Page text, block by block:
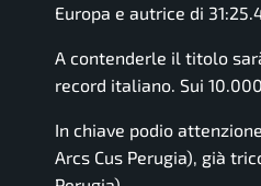
Europa e autrice di
A contenderle il titolo
record italiano. Sui
In chiave podio
Arcs Cus Perugia), già